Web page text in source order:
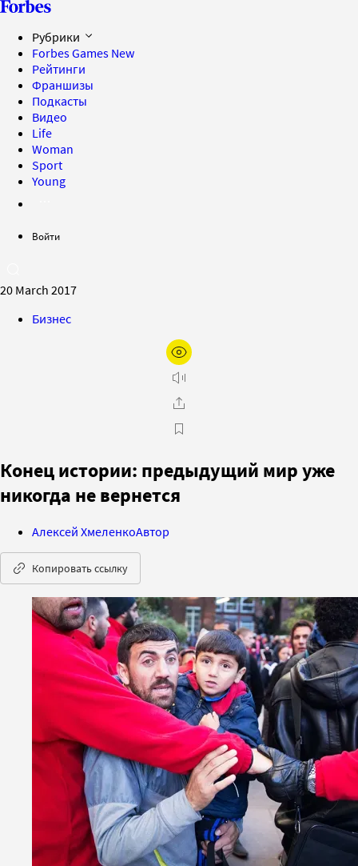
Рубрики
Forbes Games New
Рейтинги
Франшизы
Подкасты
Видео
Life
Woman
Sport
Young
Войти
20 March 2017
Бизнес
Конец истории: предыдущий мир уже
никогда не вернется
Алексей ХмеленкоАвтор
Копировать ссылку